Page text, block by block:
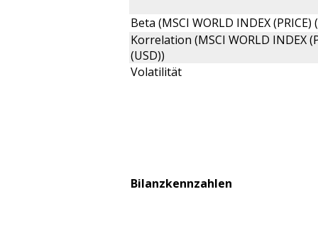
Beta (MSCI WORLD INDEX (PRICE)
Korrelation (MSCI WORLD INDEX
(USD))
Volatilität
Bilanzkennzahlen